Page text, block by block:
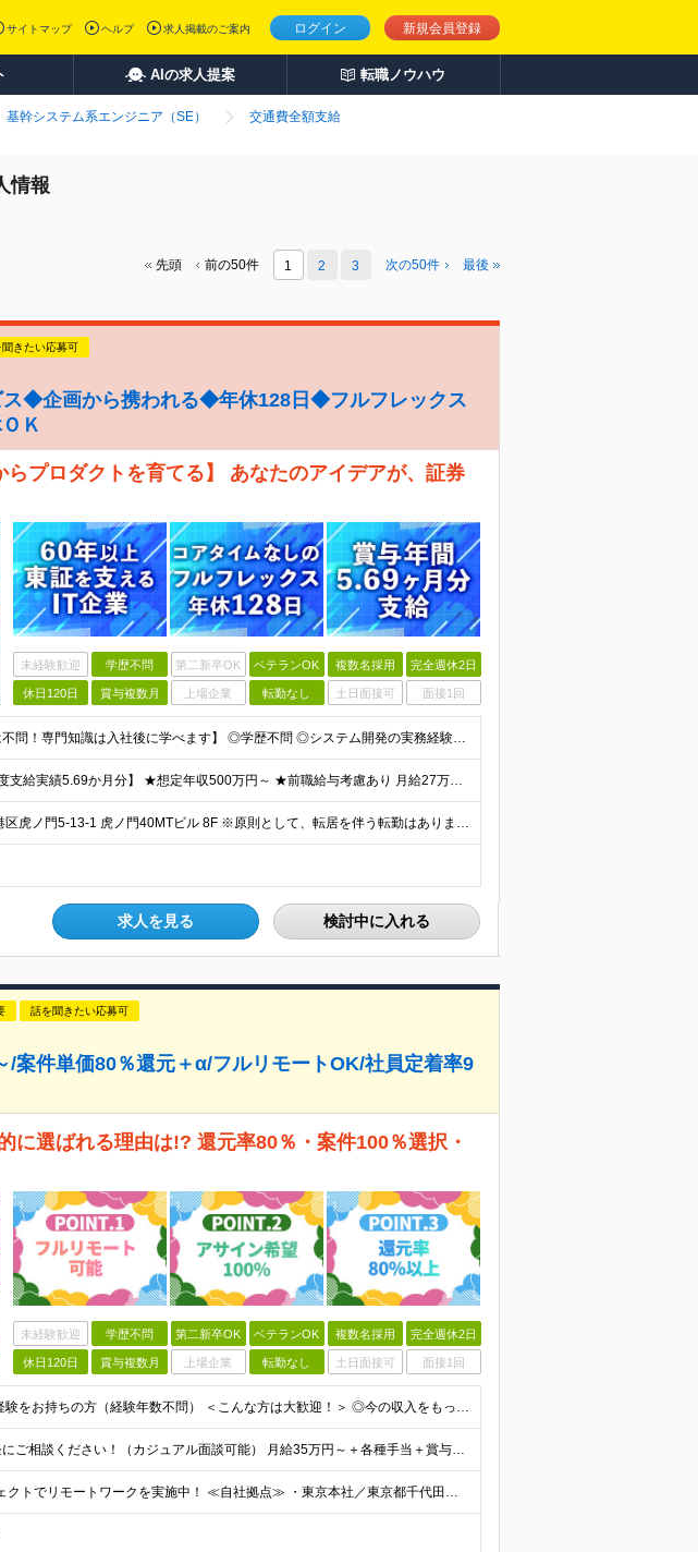
ログイン 新規会員登録
サイトマップ ヘルプ 求人掲載のご案内
AIの求人提案 転職ノウハウ
基幹システム系エンジニア（SE）
交通費全額支給
情報
先頭 前の50件 1 2 3 次の50件 最後
聞きたい応募可
◆企画から携われる◆年休128日◆フルフレックス
Ｋ
らプロダクトを育てる】 あなたのアイデアが、証券
未経験歓迎 学歴不問 第二新卒OK ベテランOK 複数名採用 完全週休2日
休日120日 賞与複数月 上場企業 転勤なし 土日面接可 面接1回
【金融業界の経験は不問！専門知識は入社後に学べます】 ◎学歴不問 ◎システム開発の実務経験をお持ちの方 └3年以上・Java、C#いずれかの使用経験をお持ちの方を想定しております 【以下のような方は
【賞与年3回・昨年度支給実績5.69か月分】 ★想定年収500万円～ ★前職給与考慮あり 月給27万円～59万円 +残業代全額支給(1分単位、監督職以下) +人事評価による賞与年2回（4月/10月）
◎本社勤務 東京都港区虎ノ門5-13-1 虎ノ門40MTビル 8F ※原則として、転居を伴う転勤はありません ※(変更の範囲)上記を除く当社関連勤務地
求人を見る 検討中に入れる
話を聞きたい応募可
/案件単価80％還元＋α/フルリモートOK/社員定着率9
に選ばれる理由は!? 還元率80％・案件100％選択・
未経験歓迎 学歴不問 第二新卒OK ベテランOK 複数名採用 完全週休2日
休日120日 賞与複数月 上場企業 転勤なし 土日面接可 面接1回
◆学歴不問 ◆開発経験をお持ちの方（経験年数不問） ＜こんな方は大歓迎！＞ ◎今の収入をもっと増やしたい ◎もっと上流の案件で活躍したい ◎将来のキャリアにつながる案件に携わりたい ◎自分のやりたい
給与についてお気軽にご相談ください！（カジュアル面談可能） 月給35万円～＋各種手当＋賞与2回 ※固定残業代は、時間外労働の有無に関わらず40時間分を87,500円～支給 ※超過分は別途支給 ※試用
◆2/3以上のプロジェクトでリモートワークを実施中！ ≪自社拠点≫ ・東京本社／東京都千代田区丸の内二丁目6番1号 丸の内パークビルディング6階 ・関西支社／⼤阪府⼤阪市中央区安⼟町2-3-13 ⼤